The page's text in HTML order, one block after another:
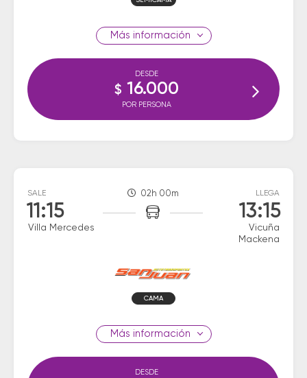
información
DESDE
$ 16.000
POR PERSONA
SALE
11:15
Villa Mercedes
02h 00m LLEGA
13:15
Vicuña
Mackena
CAMA
información
DESDE